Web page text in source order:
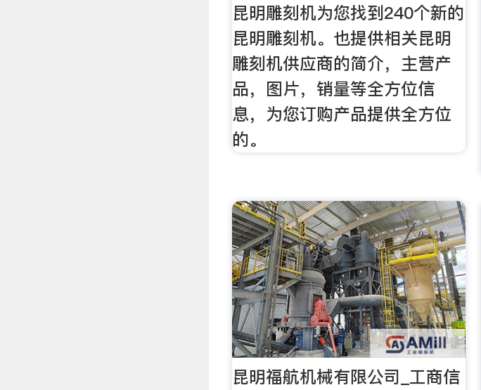
昆明雕刻机为您找到240个新的
昆明雕刻机。也提供相关昆明
雕刻机供应商的简介，主营产
品，图片，销量等全方位信
息，为您订购产品提供全方位
的。
昆明福航机械有限公司_工商信